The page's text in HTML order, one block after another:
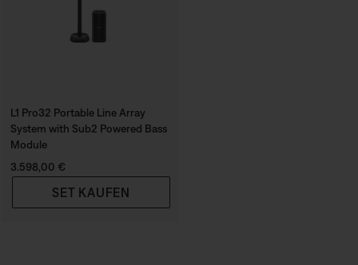
L1 Pro32 Portable Line Array
System with Sub2 Powered Bass
Module
Preis:
3.598,00 €
SET KAUFEN